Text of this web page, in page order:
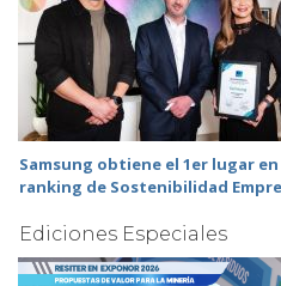
Samsung obtiene el 1er lugar
ranking de Sostenibilidad
Ediciones Especiales